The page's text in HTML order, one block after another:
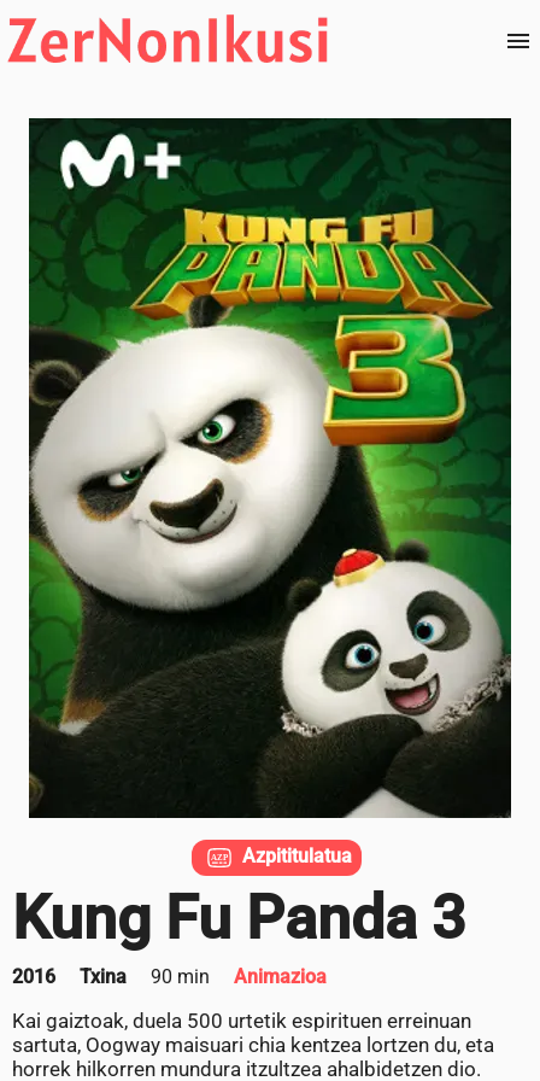
Kung Fu Panda 3
2016 Txina 90 min Animazioa
Kai gaiztoak, duela 500 urtetik espirituen erreinuan
sartuta, Oogway maisuari chia kentzea lortzen du, eta
horrek hilkorren mundura itzultzea ahalbidetzen dio.
Azpititulatua